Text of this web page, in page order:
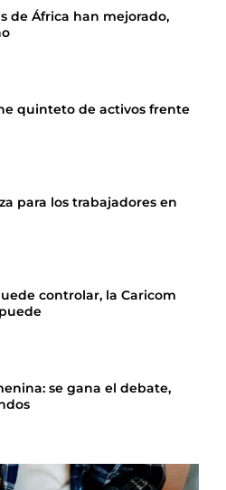
de África han mejorado,
quinteto de activos frente
para los trabajadores en
controlar, la Caricom
se gana el debate,